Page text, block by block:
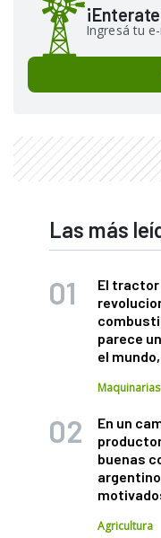
Ingresá tu
Las más
El tractor
parece
el
En un
buenas
Agricultura